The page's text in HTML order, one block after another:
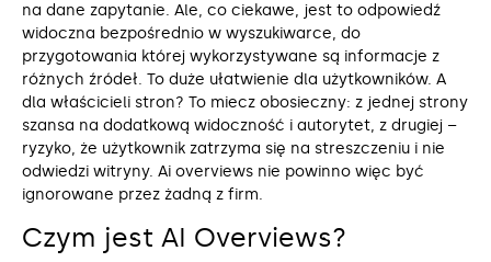
na dane zapytanie. Ale, co ciekawe, jest to odpowiedź
widoczna bezpośrednio w wyszukiwarce, do
przygotowania której wykorzystywane są informacje z
różnych źródeł. To duże ułatwienie dla użytkowników. A
dla właścicieli stron? To miecz obosieczny: z jednej strony
szansa na dodatkową widoczność i autorytet, z drugiej –
ryzyko, że użytkownik zatrzyma się na streszczeniu i nie
odwiedzi witryny. Ai overviews nie powinno więc być
ignorowane przez żadną z firm.
Czym jest AI Overviews?